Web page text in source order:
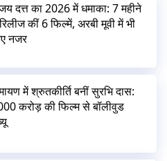
दत्त का 2026 में धमाका: 7 महीने
कीं 6 फिल्में, अरबी मूवी में भी
नजर
में श्रुतकीर्ति बनीं सुरभि दास:
करोड़ की फिल्म से बॉलीवुड